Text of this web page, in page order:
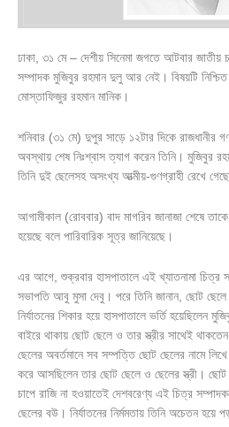
ঢাকা, ৩১ মে – দেশীয় সিনেমা জগতে আটবার জাতীয়
সম্পাদক মুজিবুর রহমান দুলু আর নেই। বিষয়টি নিশ্চিত
মোস্তাফিজুর রহমান মানিক।
শনিবার (৩১ মে) দুপুর সাড়ে ১২টার দিকে রাজধানীর
অবস্থায় শেষ নিঃশ্বাস ত্যাগ করেন তিনি। মুজিবুর
তিনি দুই ছেলেসহ অসংখ্য আত্মীয়-গুণগ্রাহী রেখে
আগামীকাল (রোববার) বাদ মাগরিব জানাজা শেষে
হয়েছে বলে পারিবারিক সূত্র জানিয়েছে।
এর আগে, শুক্রবার হাসপাতালে এই খ্যাতনামা চিত্র
সভাপতি আবু মুসা দেবু। পরে তিনি জানান, ছোট ছেলে
নির্যাতনের শিকার হয়ে হাসপাতালে ভর্তি হয়েছিলেন
বাইরে থাকায় ছোট ছেলে ও তার স্ত্রীর সাথেই
ছেলের অবর্তমানে সব সম্পত্তি ছোট ছেলের নামে লিখে
করে আসছিলেন তার ছোট ছেলে ও ছেলের স্ত্রী।
চাপে রাজি না হওয়াতেই দেশবরেণ্য এই চিত্র
ছেলের বউ। নির্যাতনের নির্মমতায় তিনি অচেতন